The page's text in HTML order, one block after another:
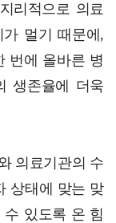
리적으로 의료
멀기 때문에,
번에 올바른 병
생존율에 더욱
의료기관의 수
상태에 맞는 맞
있도록 온 힘